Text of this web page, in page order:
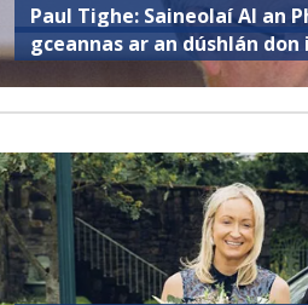
Paul Tighe: Saineolaí AI an
gceannas ar an dúshlán